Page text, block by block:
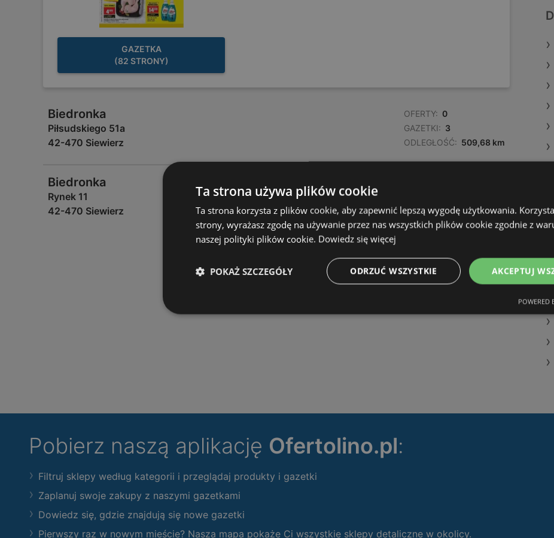
GAZETKA
(82 STRONY)
Biedronka
Piłsudskiego 51a
42-470 Siewierz
OFERTY: 0
GAZETKI: 3
ODLEGŁOŚĆ: 509,68 km
Biedronka
Rynek 11
42-470 Siewierz
ODLEGŁOŚĆ: 510,37 km
Pobierz naszą aplikację Ofertolino.pl:
Filtruj sklepy według kategorii i przeglądaj produkty i gazetki
Zaplanuj swoje zakupy z naszymi gazetkami
Dowiedz się, gdzie znajdują się nowe gazetki
Pierwszy raz w nowym mieście? Nasza mapa pokaże Ci wszystkie sklepy detaliczne w okolicy.
Ta strona używa plików cookie
Ta strona korzysta z plików cookie, aby zapewnić lepszą wygodę użytkowania.
strony, wyrażasz zgodę na używanie przez nas wszystkich plików cookie zgodnie z
naszej polityki plików cookie. Dowiedz się więcej
AKCEPTUJ
ODRZUĆ WSZYSTKIE
POKAŻ SZCZEGÓŁY
POWERED